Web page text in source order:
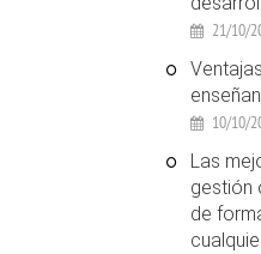
21/10/
10/10/
Las
gestión
de